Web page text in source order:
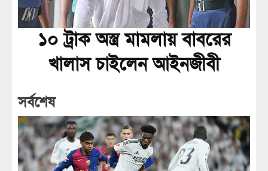
১০ ট্রাক অস্ত্র মামলায় বাবরের
খালাস চাইলেন আইনজীবী
সর্বশেষ